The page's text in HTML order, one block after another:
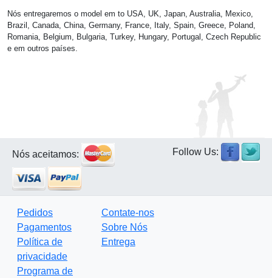
Nós entregaremos o model em to USA, UK, Japan, Australia, Mexico,
Brazil, Canada, China, Germany, France, Italy, Spain, Greece, Poland,
Romania, Belgium, Bulgaria, Turkey, Hungary, Portugal, Czech Republic
e em outros países.
Nós aceitamos: Follow Us:
Pedidos
Pagamentos
Política de
privacidade
Programa de
Contate-nos
Sobre Nós
Entrega